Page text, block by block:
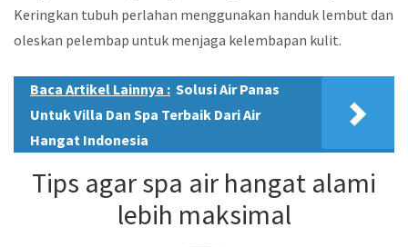
Keringkan tubuh perlahan menggunakan handuk lembut dan
oleskan pelembap untuk menjaga kelembapan kulit.
Baca Artikel Lainnya : Solusi Air Panas
Untuk Villa Dan Spa Terbaik Dari Air
Hangat Indonesia
Tips agar spa air hangat alami
lebih maksimal